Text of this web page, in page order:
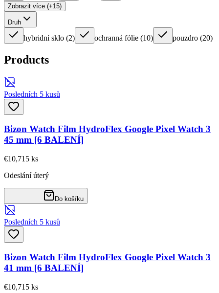
Zobrazit více (+15)
Druh
hybridní sklo (2) ochranná fólie (10) pouzdro (20)
Products
Posledních 5 kusů
Bizon Watch Film HydroFlex Google Pixel Watch 3
45 mm [6 BALENÍ]
€10,71 5 ks
Odeslání úterý
Do košíku
Posledních 5 kusů
Bizon Watch Film HydroFlex Google Pixel Watch 3
41 mm [6 BALENÍ]
€10,71 5 ks